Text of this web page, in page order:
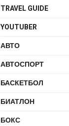
TRAVEL GUIDE
YOUTUBER
АВТО
АВТОСПОРТ
БАСКЕТБОЛ
БИАТЛОН
БОКС